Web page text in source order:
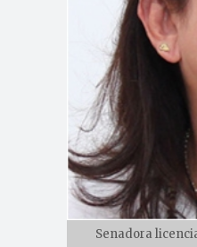
Senadora